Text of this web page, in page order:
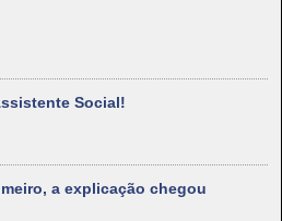
Social!
a explicação chegou